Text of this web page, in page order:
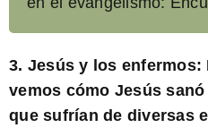
3. Jesús y los enfermos:
vemos cómo Jesús
que sufrían de diversas